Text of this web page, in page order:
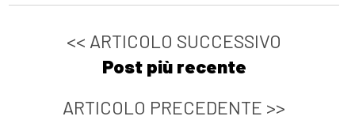
<< ARTICOLO SUCCESSIVO
Post più recente
ARTICOLO PRECEDENTE >>